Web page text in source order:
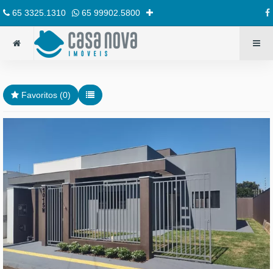
65 3325.1310 65 99902.5800
Favoritos (0)